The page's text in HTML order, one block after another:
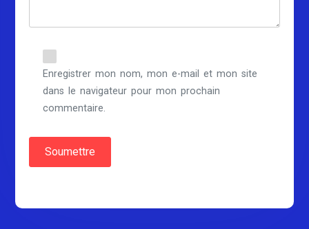
Enregistrer mon nom, mon e-mail et mon site
dans le navigateur pour mon prochain
commentaire.